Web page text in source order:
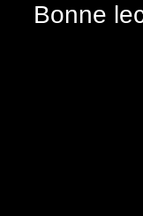
Bonne